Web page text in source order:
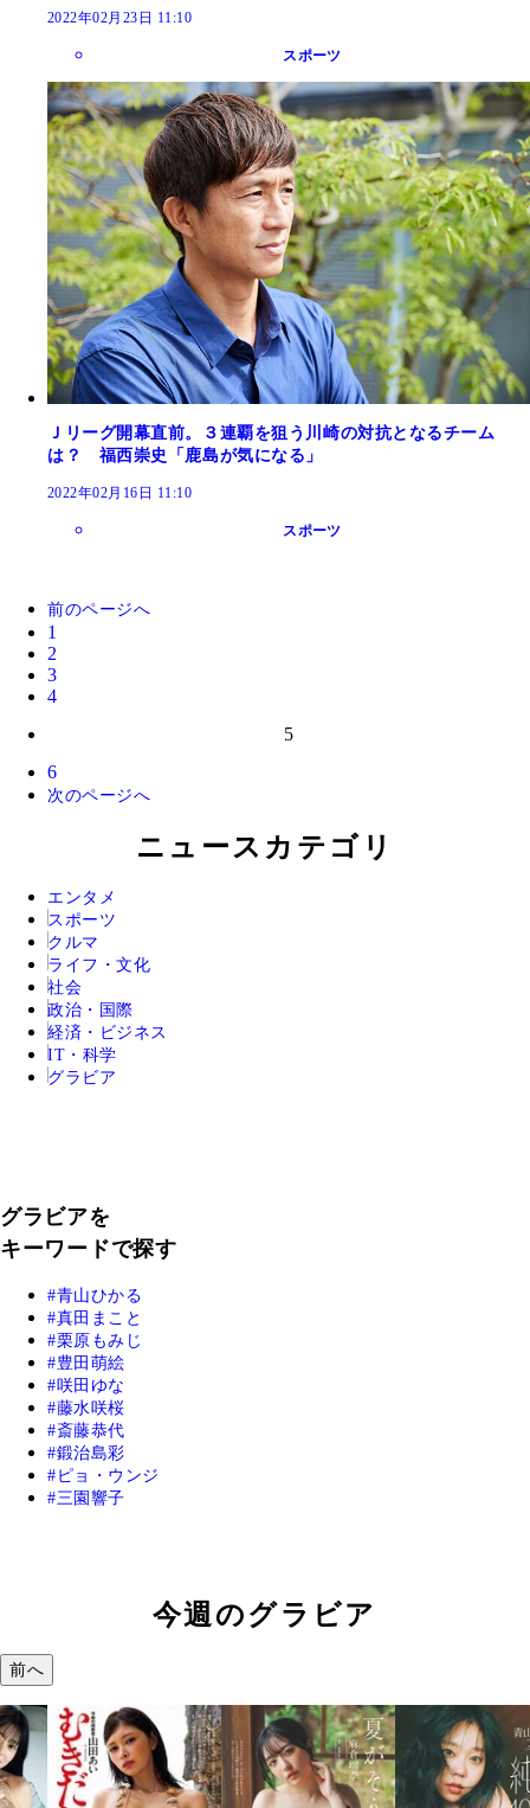
2022年02月23日 11:10
スポーツ
Ｊリーグ開幕直前。３連覇を狙う川崎の対抗となるチーム
は？ 福西崇史「鹿島が気になる」
2022年02月16日 11:10
スポーツ
前のページへ
1
2
3
4
5
6
次のページへ
ニュースカテゴリ
エンタメ
スポーツ
クルマ
ライフ・文化
社会
政治・国際
経済・ビジネス
IT・科学
グラビア
グラビアを
キーワードで探す
青山ひかる
真田まこと
栗原もみじ
豊田萌絵
咲田ゆな
藤水咲桜
斎藤恭代
鍛治島彩
ピョ・ウンジ
三園響子
今週のグラビア
前へ